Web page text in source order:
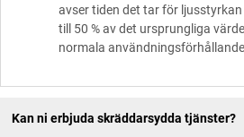
avser tiden det tar för
till 50 % av det ursprungliga
normala
Kan ni erbjuda skräddarsydda tjänster?